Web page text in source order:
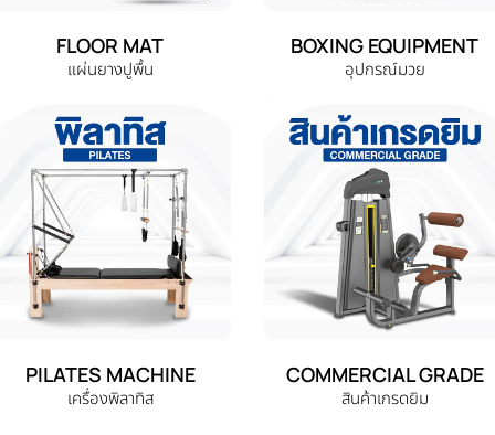
FLOOR MAT
แผ่นยางปูพื้น
BOXING EQUIPMENT
อุปกรณ์มวย
PILATES MACHINE
เครื่องพิลาทิส
COMMERCIAL GRADE
สินค้าเกรดยิม